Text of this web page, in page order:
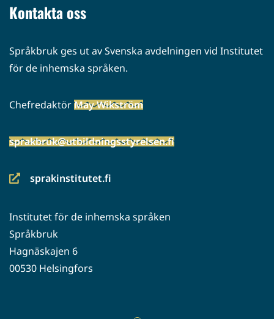
Kontakta oss
Språkbruk ges ut av Svenska avdelningen vid Institutet
för de inhemska språken.
ChefredaktörMay Wikström
sprakbruk@utbildningsstyrelsen.fi
sprakinstitutet.fi
(siirryt
palveluun)
Institutet för de inhemska språken
Språkbruk
Hagnäskajen 6
00530 Helsingfors